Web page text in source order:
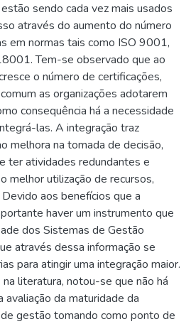
sendo cada vez mais usados
através do aumento do número
em normas tais como ISO 9001,
Tem-se observado que ao
o número de certificações,
as organizações adotarem
consequência há a necessidade
las. A integração traz
melhora na tomada de decisão,
ter atividades redundantes e
melhor utilização de recursos,
aos benefícios que a
haver um instrumento que
dos Sistemas de Gestão
através dessa informação se
para atingir uma integração maior.
literatura, notou-se que não há
da maturidade da
gestão tomando como ponto de